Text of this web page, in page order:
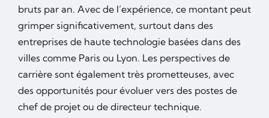
bruts par an. Avec de l’expérience, ce montant peut
grimper significativement, surtout dans des
entreprises de haute technologie basées dans des
villes comme Paris ou Lyon. Les perspectives de
carrière sont également très prometteuses, avec
des opportunités pour évoluer vers des postes de
chef de projet ou de directeur technique.